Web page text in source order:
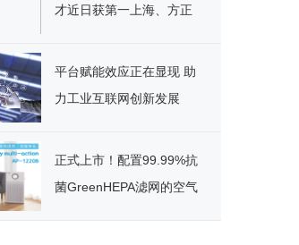
才近日获第一上海、方正
平台赋能效应正在显现 助
力工业互联网创新发展
正式上市！配置99.99%抗
菌GreenHEPA滤网的空气